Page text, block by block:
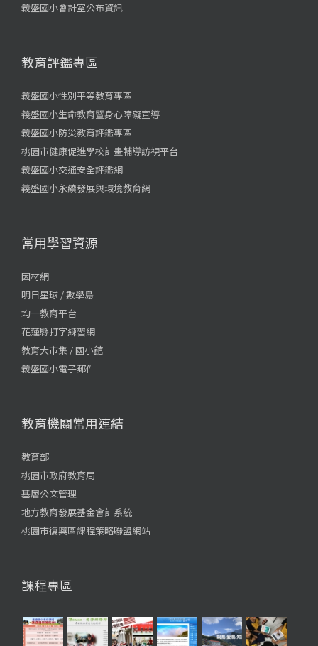
義盛國小會計室公布資訊
教育評鑑專區
義盛國小性別平等教育專區
義盛國小生命教育暨身心障礙宣導
義盛國小防災教育評鑑專區
桃園市健康促進學校計畫輔導訪視平台
義盛國小交通安全評鑑網
義盛國小永續發展與環境教育網
常用學習資源
因材網
明日星球 / 數學島
均一教育平台
花蓮縣打字練習網
教育大市集 / 國小館
義盛國小電子郵件
教育機關常用連結
教育部
桃園市政府教育局
基層公文管理
地方教育發展基金會計系統
桃園市復興區課程策略聯盟網站
課程專區